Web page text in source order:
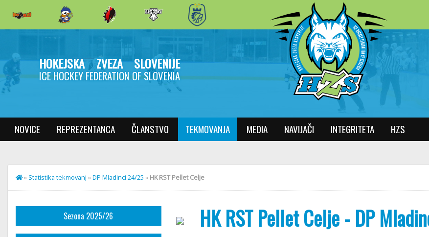
HOKEJSKA ZVEZA SLOVENIJE
ICE HOCKEY FEDERATION OF SLOVENIA
NOVICE REPREZENTANCA ČLANSTVO TEKMOVANJA MEDIA NAVIJAČI INTEGRITETA HZS
» Statistika tekmovanj »DP Mladinci 24/25 » HK RST Pellet Celje
Sezona 2025/26 HK RST Pellet Celje - DP